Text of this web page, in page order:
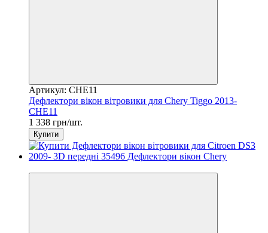
Артикул: CHE11
Дефлектори вікон вітровики для Chery Tiggo 2013-
CHE11
1 338 грн/шт.
Купити